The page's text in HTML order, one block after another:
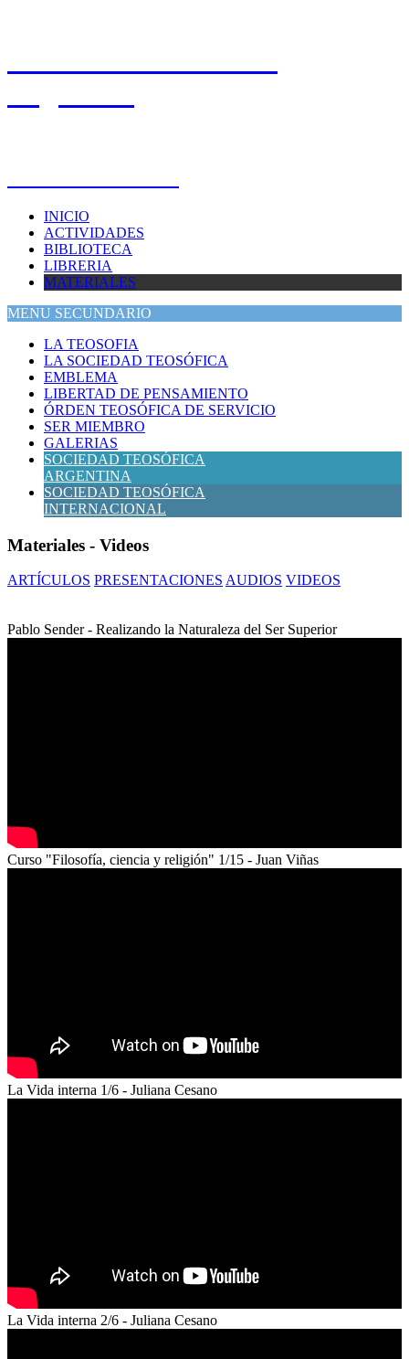
INICIO
ACTIVIDADES
BIBLIOTECA
LIBRERIA
MATERIALES
MENU SECUNDARIO
LA TEOSOFIA
LA SOCIEDAD TEOSÓFICA
EMBLEMA
LIBERTAD DE PENSAMIENTO
ÓRDEN TEOSÓFICA DE SERVICIO
SER MIEMBRO
GALERIAS
SOCIEDAD TEOSÓFICA
ARGENTINA
SOCIEDAD TEOSÓFICA
INTERNACIONAL
Materiales - Videos
ARTÍCULOS PRESENTACIONES AUDIOS VIDEOS
Pablo Sender - Realizando la Naturaleza del Ser Superior
Curso "Filosofía, ciencia y religión" 1/15 - Juan Viñas
La Vida interna 1/6 - Juliana Cesano
La Vida interna 2/6 - Juliana Cesano